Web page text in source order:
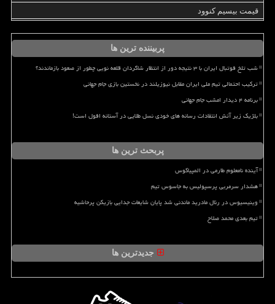
قیمت بیسیم کنوود
پربیننده ترین ها
شب تلخ فوتبال ایران با ۳ نتیجه دور از انتظار شاگردان قلعه نویی چطور از صعود بازماندند؟
ترکیب احتمالی تیم ملی ایران مقابل نیوزیلند در نخستین بازی جام جهانی
برنامه ۴ دیدار امشب جام جهانی
بلژیک زیر آتش انتقادات رسانه های خودی نسل طلایی در آستانه افول است!
پربحث ترین ها
آینده نامعلوم طارمی در المپیاکوس
هشدار سرمربی پرسپولیس به جاسوس تیم
وینیسیوس در رئال مادرید ماندنی شد پایان شایعات جدایی بازیکن پرحاشیه
تیم بعدی محمد صلاح
جدیدترین ها